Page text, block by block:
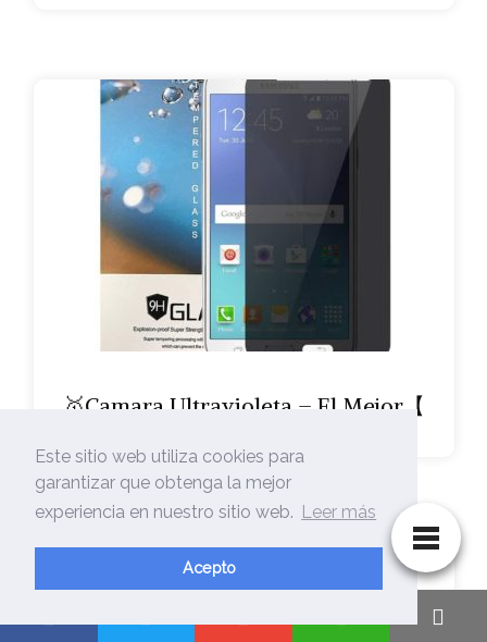
🥇Camara Ultravioleta – El Mejor【
Este sitio web utiliza cookies para
garantizar que obtenga la mejor
experiencia en nuestro sitio web. Leer más
Acepto